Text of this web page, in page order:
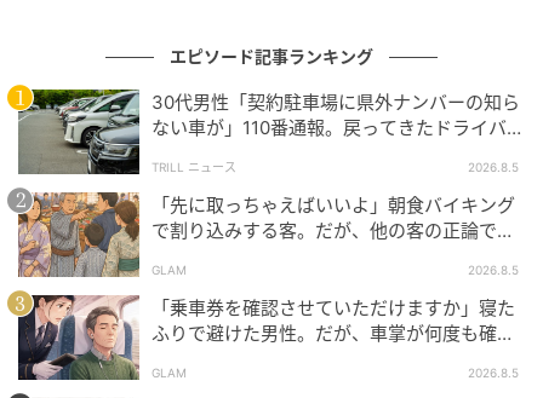
は、「心配してくれてありがとう。でも、今はこうい
うやり方がすすめられているみたいだから、私はこの
方法でやってみる！」と伝えるようにしています。
親に感謝する気持ちは変わりません。ただ、親に頼り
っぱなしになることと、自分の家庭を自分の考えで守
っていくのは別のこと。私は今、母との関係を大切に
しながら、無理のない距離感を探しているところで
す。
エピソード記事ランキング
30代男性「契約駐車場に県外ナンバーの知ら
ない車が」110番通報。戻ってきたドライバー
TRILL ニュース 2026.8.5
「先に取っちゃえばいいよ」朝食バイキング
で割り込みする客。だが、他の客の正論で状
GLAM 2026.8.5
「乗車券を確認させていただけますか」寝た
ふりで避けた男性。だが、車掌が何度も確認
GLAM 2026.8.5